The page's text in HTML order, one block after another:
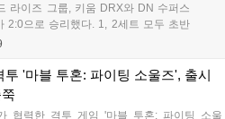
라이즈 그룹, 키움 DRX와 DN 수퍼스
2:0으로 승리했다. 1, 2세트 모두 초반
기 없이 승리를 꿰찼다. DN 수퍼스는
투 '마블 투혼: 파이팅 소울즈', 출시
협력한 격투 게임 '마블 투혼: 파이팅 소울